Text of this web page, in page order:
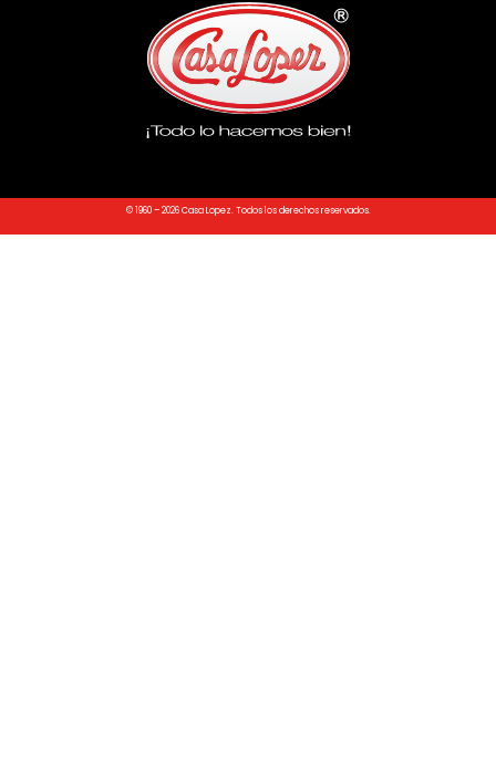
© 1960 – 2026 Casa Lopez. Todos los derechos reservados.